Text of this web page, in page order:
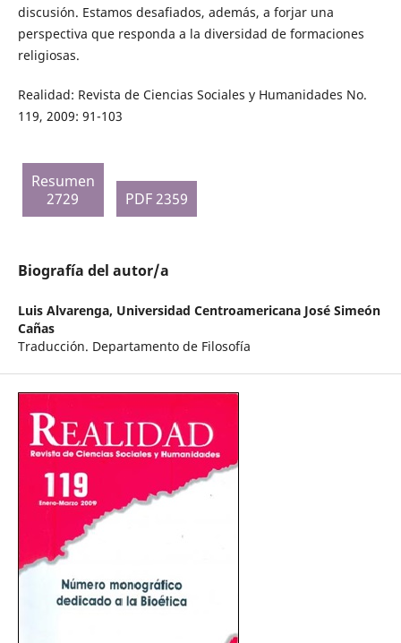
discusión. Estamos desafiados, además, a forjar una
perspectiva que responda a la diversidad de formaciones
religiosas.
Realidad: Revista de Ciencias Sociales y Humanidades No.
119, 2009: 91-103
Resumen
2729
PDF 2359
Biografía del autor/a
Luis Alvarenga, Universidad Centroamericana José Simeón
Cañas
Traducción. Departamento de Filosofía